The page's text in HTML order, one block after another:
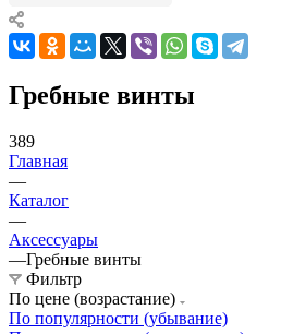
Гребные винты
389
Главная
—
Каталог
—
Аксессуары
—Гребные винты
Фильтр
По цене (возрастание)
По популярности (убывание)